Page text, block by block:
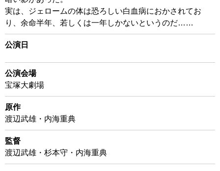
実は、ジェロームの体は恐ろしい白血病におかされてお
り、余命半年、若しくは一年しかないというのだ……
公演日
公演会場
宝塚大劇場
原作
渡辺武雄・内海重典
監督
渡辺武雄・杉本守・内海重典